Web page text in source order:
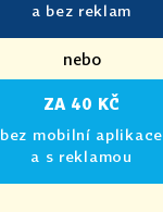
a bez reklam
nebo
ZA 40 KČ
bez mobilní aplikace
a s reklamou